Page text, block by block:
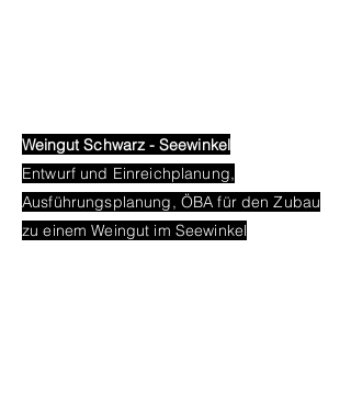
WeingutSchwarz - Seewinkel
Entwurf und Einreichplanung,
Ausführungsplanung, ÖBA für den Zubau
zu einem Weingut im Seewinkel